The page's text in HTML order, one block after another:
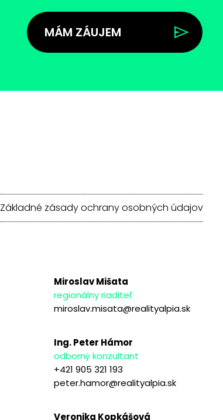
MÁM ZÁUJEM
Základné zásady ochrany osobných údajov
Miroslav Mišata
regionálny riaditeľ
miroslav.misata@realityalpia.sk
Ing. Peter Hámor
odborný konzultant
+421 905 321 193
peter.hamor@realityalpia.sk
Veronika Kopkášová